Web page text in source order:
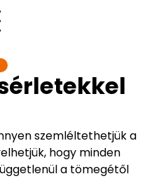
szemléltethetjük a
hogy minden
a tömegétől